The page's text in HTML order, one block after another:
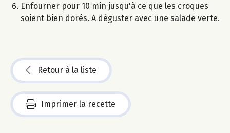
Enfourner pour 10 min jusqu'à ce que les croques
soient bien dorés. A déguster avec une salade verte.
Retour à la liste
Imprimer la recette